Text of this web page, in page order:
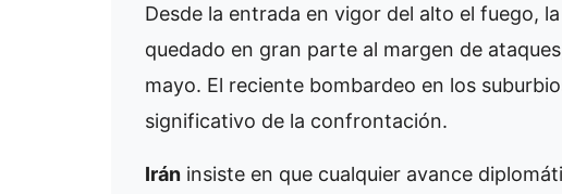
Desde la entrada en vigor del alto el fuego,
quedado en gran parte al margen de
mayo. El reciente bombardeo en los
significativo de la confrontación.
Irán insiste en que cualquier avance